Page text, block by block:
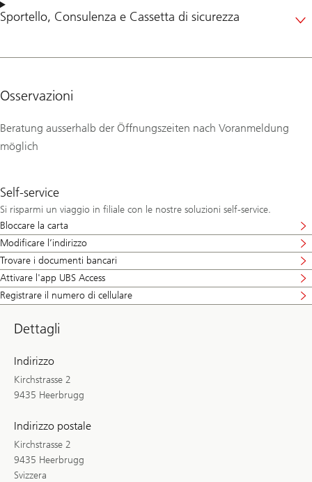
Sportello, Consulenza e Cassetta di sicurezza
Osservazioni
Beratung ausserhalb der Öffnungszeiten nach Voranmeldung
möglich
Self-service
Si risparmi un viaggio in filiale con le nostre soluzioni self-service.
Bloccare la carta
Modificare l’indirizzo
Trovare i documenti bancari
Attivare l'app UBS Access
Registrare il numero di cellulare
Dettagli
Indirizzo
Kirchstrasse 2
9435 Heerbrugg
Indirizzo postale
Kirchstrasse 2
9435 Heerbrugg
Svizzera